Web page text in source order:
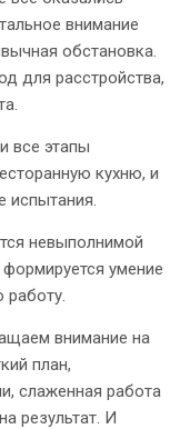
внимание
обстановка.
для расстройства,
все этапы
кухню, и
испытания.
невыполнимой
умение
работу.
внимание на
план,
слаженная работа
результат. И